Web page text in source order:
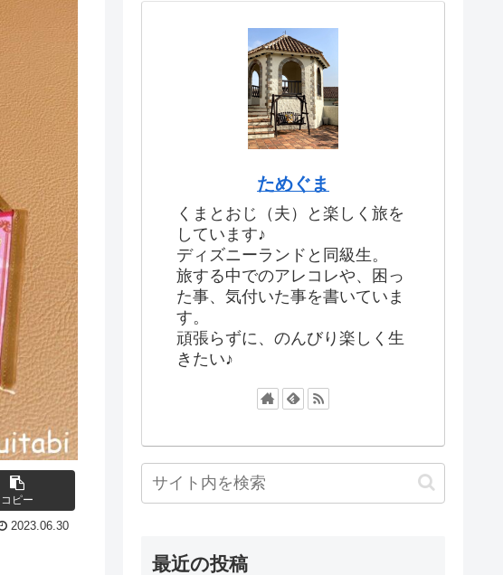
コピー
2023.06.30
ためぐま
くまとおじ（夫）と楽しく旅を
しています♪
ディズニーランドと同級生。
旅する中でのアレコレや、困っ
た事、気付いた事を書いていま
す。
頑張らずに、のんびり楽しく生
きたい♪
最近の投稿